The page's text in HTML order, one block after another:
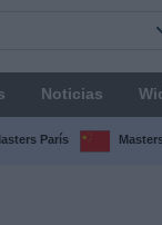
Noticias
París